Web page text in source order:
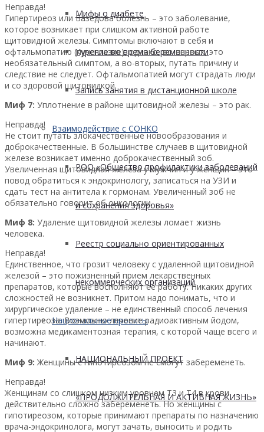
Мифы о диабете
Курение во время беременности
Запись занятия в дистанционной школе
Взаимодействие с СОНКО
РОО «Общество профилактики заболеваний
и сохранения здоровья»
Реестр социально ориентированных
некоммерческих организаций
Национальные проекты
НАЦИОНАЛЬНЫЙ ПРОЕКТ
«ПРОДОЛЖИТЕЛЬНАЯ И АКТИВНАЯ ЖИЗНЬ»
Неправда!
Гипертиреоз или Базедова болезнь – это заболевание,
которое возникает при слишком активной работе
щитовидной железы. Симптомы включают в себя и
офтальмопатию (пучеглазие), однако, во-первых, это
необязательный симптом, а во-вторых, путать причину и
следствие не следует. Офтальмопатией могут страдать люди
и со здоровой щитовидкой.
Миф 7: Уплотнение в районе щитовидной железы – это рак.
Неправда!
Не стоит путать злокачественные новообразования и
доброкачественные. В большинстве случаев в щитовидной
железе возникает именно доброкачественный зоб.
Увеличенная щитовидная железа у мужчин и у женщин – это
повод обратиться к эндокринологу, записаться на УЗИ и
сдать тест на антитела к гормонам. Увеличенный зоб не
обязательно говорит об онкологии.
Миф 8: Удаление щитовидной железы ломает жизнь
человека.
Неправда!
Единственное, что грозит человеку с удаленной щитовидной
железой – это пожизненный прием лекарственных
препаратов, которые восполняют ее работу. Никаких других
сложностей не возникнет. Притом надо понимать, что и
хирургическое удаление – не единственный способ лечения
гипертиреоза. Возможно лечение радиоактивным йодом,
возможна медикаментозная терапия, с которой чаще всего и
начинают.
Миф 9: Женщины с гипотиреозом не смогут забеременеть.
Неправда!
Женщинам со слишком низким уровнем Т3 и Т4 в крови
действительно сложно забеременеть. Но женщины с
гипотиреозом, которые принимают препараты по назначению
врача-эндокринолога, могут зачать, выносить и родить